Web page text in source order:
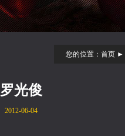
您的位置： 首页 ►
罗光俊
2012-06-04